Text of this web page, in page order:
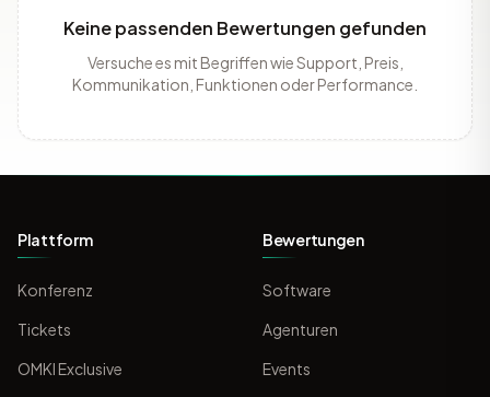
Keine passenden Bewertungen gefunden
Versuche es mit Begriffen wie Support, Preis,
Kommunikation, Funktionen oder Performance.
Plattform
Konferenz
Tickets
OMKI Exclusive
Bewertungen
Software
Agenturen
Events